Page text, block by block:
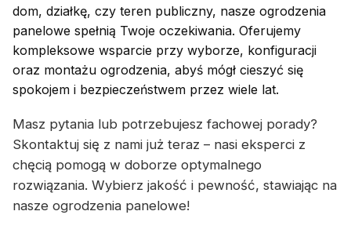
dom, działkę, czy teren publiczny, nasze ogrodzenia
panelowe spełnią Twoje oczekiwania. Oferujemy
kompleksowe wsparcie przy wyborze, konfiguracji
oraz montażu ogrodzenia, abyś mógł cieszyć się
spokojem i bezpieczeństwem przez wiele lat.
Masz pytania lub potrzebujesz fachowej porady?
Skontaktuj się z nami już teraz – nasi eksperci z
chęcią pomogą w doborze optymalnego
rozwiązania. Wybierz jakość i pewność, stawiając na
nasze ogrodzenia panelowe!